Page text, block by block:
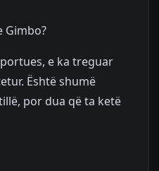
Gimbo?
e ka treguar
Është shumë
por dua që ta ketë